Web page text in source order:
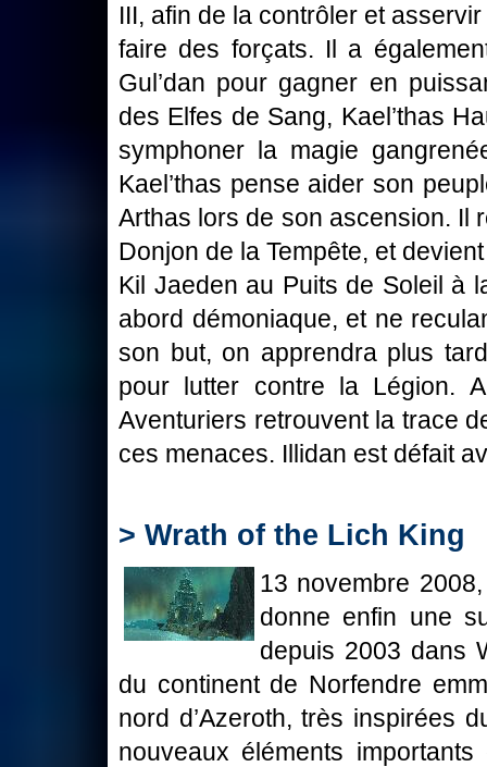
III, afin de la contrôler et
faire des forçats. Il a
Gul’dan pour gagner en
des Elfes de Sang, Kael’thas
symphoner la magie
Kael’thas pense aider son
Arthas lors de son ascension. Il
Donjon de la Tempête, et
Kil Jaeden au Puits de Soleil à
abord démoniaque, et ne
son but, on apprendra plus
pour lutter contre la Légion.
Aventuriers retrouvent la trace
ces menaces. Illidan est défait
> Wrath of the Lich King
13 novembre
donne enfin une
depuis 2003 dans
du continent de Norfendre
nord d’Azeroth, très inspirées
nouveaux éléments